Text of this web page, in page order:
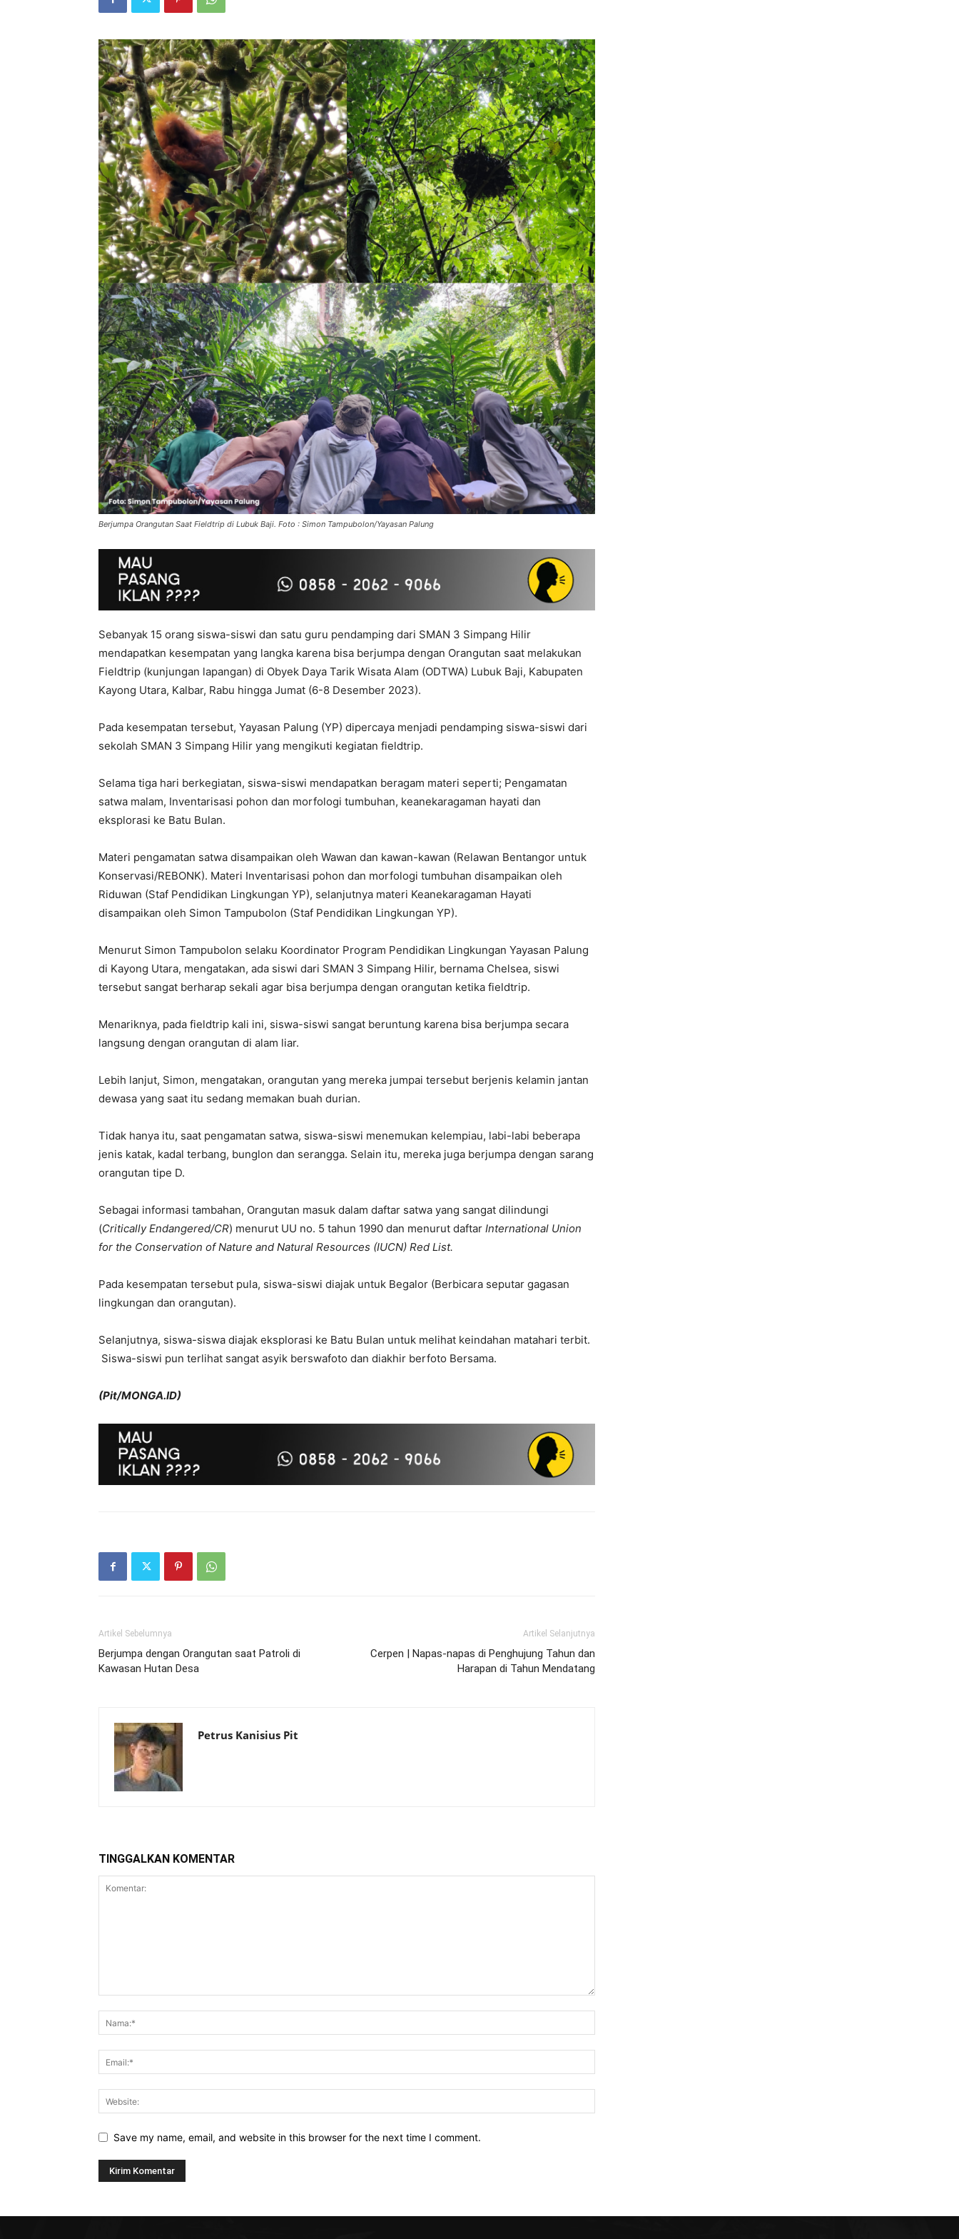
Berjumpa Orangutan Saat Fieldtrip di Lubuk Baji. Foto : Simon Tampubolon/Yayasan Palung
Sebanyak 15 orang siswa-siswi dan satu guru pendamping dari SMAN 3 Simpang Hilir
mendapatkan kesempatan yang langka karena bisa berjumpa dengan Orangutan saat melakukan
Fieldtrip (kunjungan lapangan) di Obyek Daya Tarik Wisata Alam (ODTWA) Lubuk Baji, Kabupaten
Kayong Utara, Kalbar, Rabu hingga Jumat (6-8 Desember 2023).
Pada kesempatan tersebut, Yayasan Palung (YP) dipercaya menjadi pendamping siswa-siswi dari
sekolah SMAN 3 Simpang Hilir yang mengikuti kegiatan fieldtrip.
Selama tiga hari berkegiatan, siswa-siswi mendapatkan beragam materi seperti; Pengamatan
satwa malam, Inventarisasi pohon dan morfologi tumbuhan, keanekaragaman hayati dan
eksplorasi ke Batu Bulan.
Materi pengamatan satwa disampaikan oleh Wawan dan kawan-kawan (Relawan Bentangor untuk
Konservasi/REBONK). Materi Inventarisasi pohon dan morfologi tumbuhan disampaikan oleh
Riduwan (Staf Pendidikan Lingkungan YP), selanjutnya materi Keanekaragaman Hayati
disampaikan oleh Simon Tampubolon (Staf Pendidikan Lingkungan YP).
Menurut Simon Tampubolon selaku Koordinator Program Pendidikan Lingkungan Yayasan Palung
di Kayong Utara, mengatakan, ada siswi dari SMAN 3 Simpang Hilir, bernama Chelsea, siswi
tersebut sangat berharap sekali agar bisa berjumpa dengan orangutan ketika fieldtrip.
Menariknya, pada fieldtrip kali ini, siswa-siswi sangat beruntung karena bisa berjumpa secara
langsung dengan orangutan di alam liar.
Lebih lanjut, Simon, mengatakan, orangutan yang mereka jumpai tersebut berjenis kelamin jantan
dewasa yang saat itu sedang memakan buah durian.
Tidak hanya itu, saat pengamatan satwa, siswa-siswi menemukan kelempiau, labi-labi beberapa
jenis katak, kadal terbang, bunglon dan serangga. Selain itu, mereka juga berjumpa dengan sarang
orangutan tipe D.
Sebagai informasi tambahan, Orangutan masuk dalam daftar satwa yang sangat dilindungi
(Critically Endangered/CR) menurut UU no. 5 tahun 1990 dan menurut daftar International Union
for the Conservation of Nature and Natural Resources (IUCN) Red List.
Pada kesempatan tersebut pula, siswa-siswi diajak untuk Begalor (Berbicara seputar gagasan
lingkungan dan orangutan).
Selanjutnya, siswa-siswa diajak eksplorasi ke Batu Bulan untuk melihat keindahan matahari terbit.
Siswa-siswi pun terlihat sangat asyik berswafoto dan diakhir berfoto Bersama.
(Pit/MONGA.ID)
Artikel Sebelumnya
Berjumpa dengan Orangutan saat Patroli di
Kawasan Hutan Desa
Artikel Selanjutnya
Cerpen | Napas-napas di Penghujung Tahun dan
Harapan di Tahun Mendatang
Petrus Kanisius Pit
TINGGALKAN KOMENTAR
Save my name, email, and website in this browser for the next time I comment.